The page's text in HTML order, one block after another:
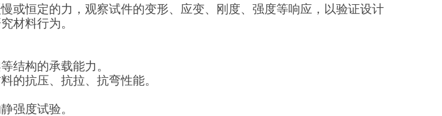
或恒定的力，观察试件的变形、应变、刚度、强度等响应，以验证设计
材料行为。
结构的承载能力。
的抗压、抗拉、抗弯性能。
强度试验。